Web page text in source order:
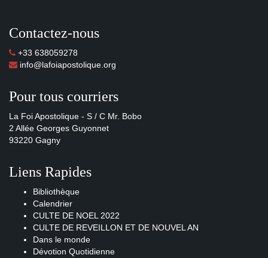
Contactez-nous
+33 638059278
info@lafoiapostolique.org
Pour tous courriers
La Foi Apostolique - S / C Mr. Bobo
2 Allée Georges Guyonnet
93220 Gagny
Liens Rapides
Bibliothèque
Calendrier
CULTE DE NOEL 2022
CULTE DE REVEILLON ET DE NOUVEL AN
Dans le monde
Dévotion Quotidienne